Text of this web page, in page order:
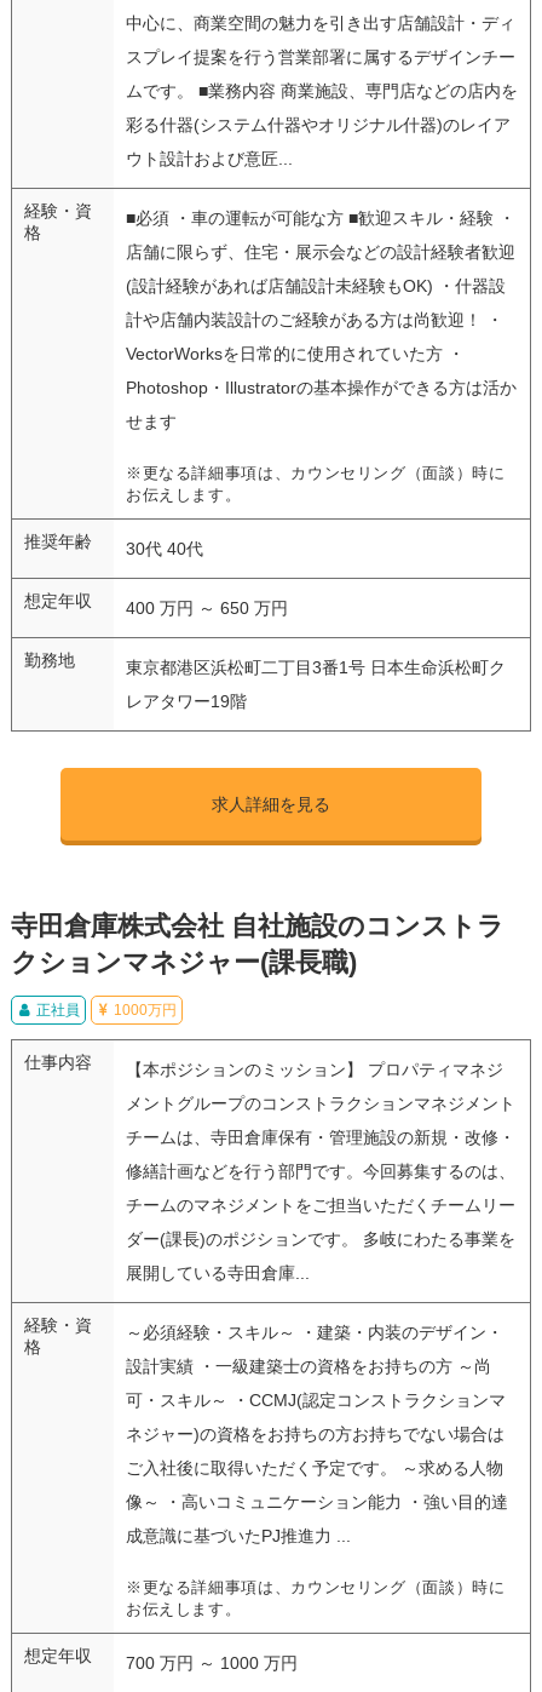
中心に、商業空間の魅力を引き出す店舗設計・ディ
スプレイ提案を行う営業部署に属するデザインチー
ムです。 ■業務内容 商業施設、専門店などの店内を
彩る什器(システム什器やオリジナル什器)のレイア
ウト設計および意匠...
経験・資
格
■必須 ・車の運転が可能な方 ■歓迎スキル・経験 ・
店舗に限らず、住宅・展示会などの設計経験者歓迎
(設計経験があれば店舗設計未経験もOK) ・什器設
計や店舗内装設計のご経験がある方は尚歓迎！ ・
VectorWorksを日常的に使用されていた方 ・
Photoshop・Illustratorの基本操作ができる方は活か
せます
※更なる詳細事項は、カウンセリング（面談）時に
お伝えします。
推奨年齢 30代 40代
想定年収 400 万円 ～ 650 万円
勤務地
東京都港区浜松町二丁目3番1号 日本生命浜松町ク
レアタワー19階
求人詳細を見る
寺田倉庫株式会社 自社施設のコンストラ
クションマネジャー(課長職)
正社員 1000万円
仕事内容
【本ポジションのミッション】 プロパティマネジ
メントグループのコンストラクションマネジメント
チームは、寺田倉庫保有・管理施設の新規・改修・
修繕計画などを行う部門です。今回募集するのは、
チームのマネジメントをご担当いただくチームリー
ダー(課長)のポジションです。 多岐にわたる事業を
展開している寺田倉庫...
経験・資
格
～必須経験・スキル～ ・建築・内装のデザイン・
設計実績 ・一級建築士の資格をお持ちの方 ～尚
可・スキル～ ・CCMJ(認定コンストラクションマ
ネジャー)の資格をお持ちの方お持ちでない場合は
ご入社後に取得いただく予定です。 ～求める人物
像～ ・高いコミュニケーション能力 ・強い目的達
成意識に基づいたPJ推進力 ...
※更なる詳細事項は、カウンセリング（面談）時に
お伝えします。
想定年収 700 万円 ～ 1000 万円